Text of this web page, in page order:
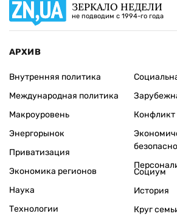
ЗЕРКАЛО НЕДЕЛИ
не подводим с 1994-го года
АРХИВ
Внутренняя политика
Международная политика
Макроуровень
Энергорынок
Приватизация
Экономика регионов
Конфликт
Наука
Технологии
Социум
История
Круг